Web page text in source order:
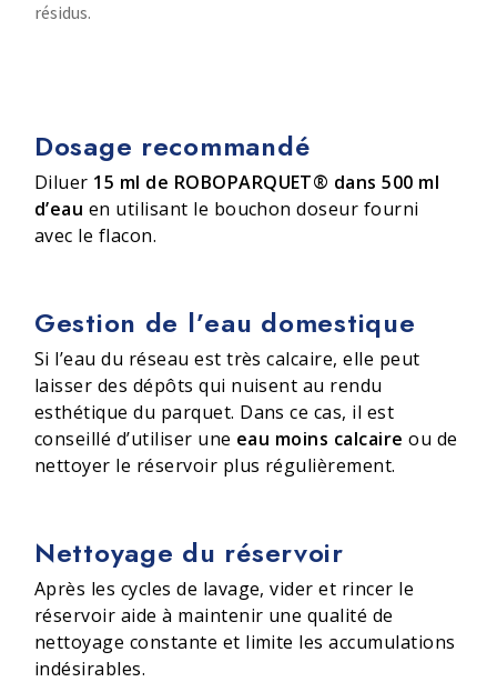
résidus.
Dosage recommandé
Diluer 15 ml de ROBOPARQUET® dans 500 ml
d’eau en utilisant le bouchon doseur fourni
avec le flacon.
Gestion de l’eau domestique
Si l’eau du réseau est très calcaire, elle peut
laisser des dépôts qui nuisent au rendu
esthétique du parquet. Dans ce cas, il est
conseillé d’utiliser une eau moins calcaire ou de
nettoyer le réservoir plus régulièrement.
Nettoyage du réservoir
Après les cycles de lavage, vider et rincer le
réservoir aide à maintenir une qualité de
nettoyage constante et limite les accumulations
indésirables.